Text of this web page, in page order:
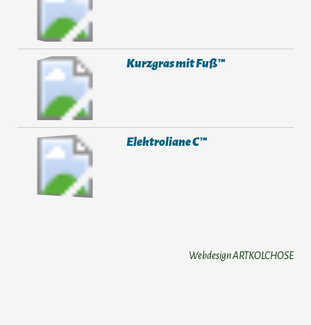
Kurzgras mit Fuß™
Elektroliane C™
Webdesign ARTKOLCHOSE